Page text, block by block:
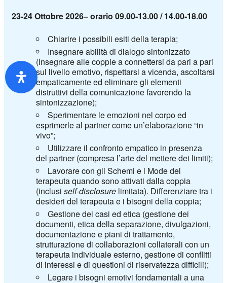
23-24 Ottobre 2026– orario 09.00-13.00 / 14.00-18.00
Chiarire i possibili esiti della terapia;
Insegnare abilità di dialogo sintonizzato
(insegnare alle coppie a connettersi da pari a pari
sul livello emotivo, rispettarsi a vicenda, ascoltarsi
empaticamente ed eliminare gli elementi
distruttivi della comunicazione favorendo la
sintonizzazione);
Sperimentare le emozioni nel corpo ed
esprimerle al partner come un’elaborazione “in
vivo”;
Utilizzare il confronto empatico in presenza
del partner (compresa l’arte del mettere dei limiti);
Lavorare con gli Schemi e i Mode del
terapeuta quando sono attivati dalla coppia
(inclusiself-disclosure limitata). Differenziare tra i
desideri del terapeuta e i bisogni della coppia;
Gestione dei casi ed etica (gestione dei
documenti, etica della separazione, divulgazioni,
documentazione e piani di trattamento,
strutturazione di collaborazioni collaterali con un
terapeuta individuale esterno, gestione di conflitti
di interessi e di questioni di riservatezza difficili);
Legare i bisogni emotivi fondamentali a una